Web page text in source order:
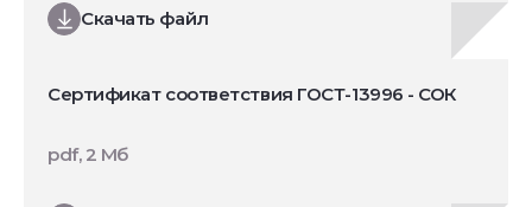
Скачать файл
Сертификат соответствия ГОСТ-13996 - СОК
pdf, 2 Мб